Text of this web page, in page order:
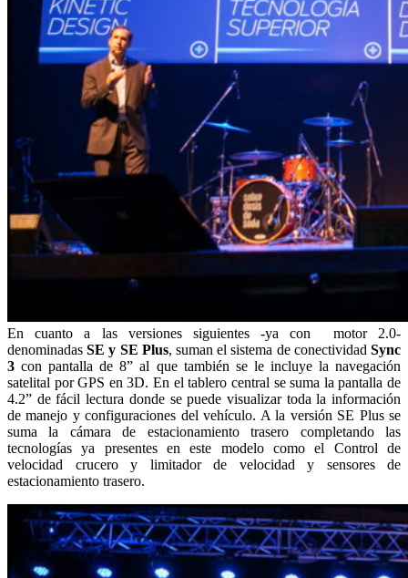
En cuanto a las versiones siguientes -ya con motor 2.0-
denominadasSE y SE Plus, suman el sistema de conectividadSync
3 con pantalla de 8” al que también se le incluye la navegación
satelital por GPS en 3D. En el tablero central se suma la pantalla de
4.2” de fácil lectura donde se puede visualizar toda la información
de manejo y configuraciones del vehículo. A la versión SE Plus se
suma la cámara de estacionamiento trasero completando las
tecnologías ya presentes en este modelo como el Control de
velocidad crucero y limitador de velocidad y sensores de
estacionamiento trasero.